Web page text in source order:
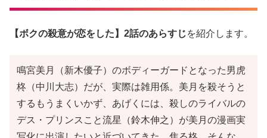
【ボクの殺意が恋をした】2話のあらすじを紹介します。
鳴宮美月（新木優子）のボディーガードとなった男虎
柊（中川大志）だが、実際は雑用係。美月を殺そうと
するもうまくいかず、あげくには、殺しのライバルの
デス・プリンスこと流星（鈴木伸之）が美月の漫画実